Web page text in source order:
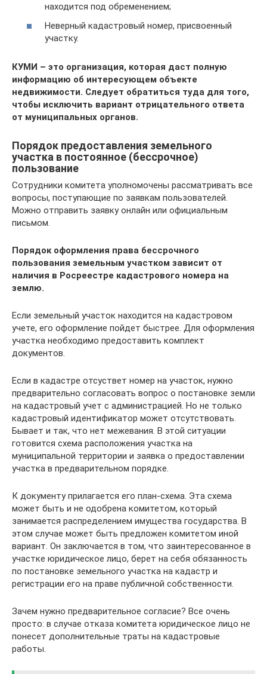
находится под обременением;
Неверный кадастровый номер, присвоенный
участку.
КУМИ – это организация, которая даст полную
информацию об интересующем объекте
недвижимости. Следует обратиться туда для того,
чтобы исключить вариант отрицательного ответа
от муниципальных органов.
Порядок предоставления земельного
участка в постоянное (бессрочное)
пользование
Сотрудники комитета уполномочены рассматривать все
вопросы, поступающие по заявкам пользователей.
Можно отправить заявку онлайн или официальным
письмом.
Порядок оформления права бессрочного
пользования земельным участком зависит от
наличия в Росреестре кадастрового номера на
землю.
Если земельный участок находится на кадастровом
учете, его оформление пойдет быстрее. Для оформления
участка необходимо предоставить комплект
документов.
Если в кадастре отсуствет номер на участок, нужно
предварительно согласовать вопрос о постановке земли
на кадастровый учет с администрацией. Но не только
кадастровый идентификатор может отсутствовать.
Бывает и так, что нет межевания. В этой ситуации
готовится схема расположения участка на
муниципальной территории и заявка о предоставлении
участка в предварительном порядке.
К документу прилагается его план-схема. Эта схема
может быть и не одобрена комитетом, который
занимается распределением имущества государства. В
этом случае может быть предложен комитетом иной
вариант. Он заключается в том, что заинтересованное в
участке юридическое лицо, берет на себя обязанность
по постановке земельного участка на кадастр и
регистрации его на праве публичной собственности.
Зачем нужно предварительное согласие? Все очень
просто: в случае отказа комитета юридическое лицо не
понесет дополнительные траты на кадастровые
работы.